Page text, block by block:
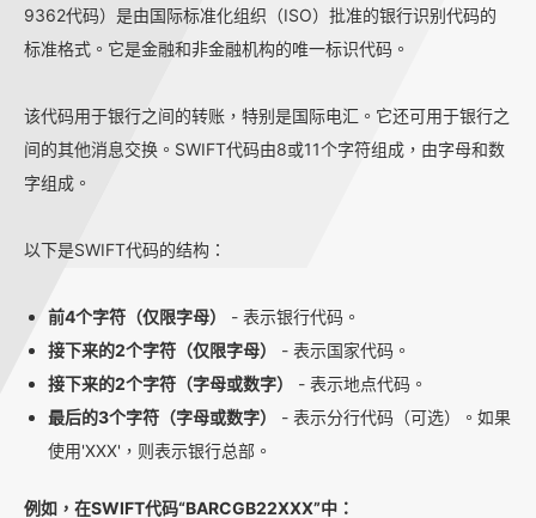
9362代码）是由国际标准化组织（ISO）批准的银行识别代码的
标准格式。它是金融和非金融机构的唯一标识代码。
该代码用于银行之间的转账，特别是国际电汇。它还可用于银行之
间的其他消息交换。SWIFT代码由8或11个字符组成，由字母和数
字组成。
以下是SWIFT代码的结构：
前4个字符（仅限字母）
- 表示银行代码。
接下来的2个字符（仅限字母）
- 表示国家代码。
接下来的2个字符（字母或数字）
- 表示地点代码。
最后的3个字符（字母或数字）
- 表示分行代码（可选）。如果
使用'XXX'，则表示银行总部。
例如，在SWIFT代码“BARCGB22XXX”中：